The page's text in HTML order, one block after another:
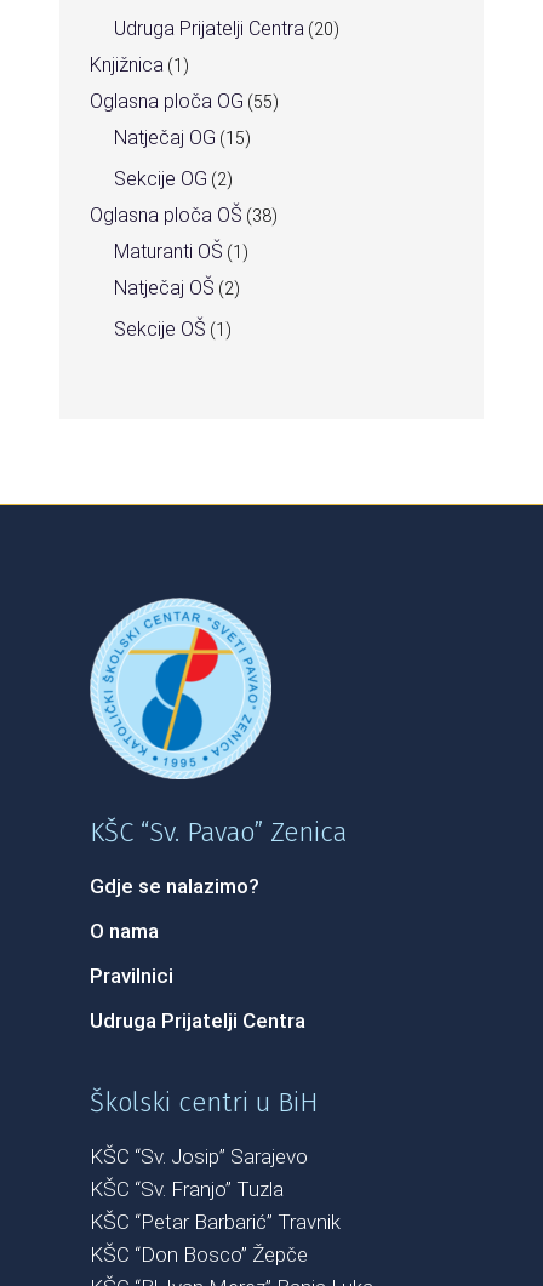
Udruga Prijatelji Centra (20)
Knjižnica (1)
Oglasna ploča OG (55)
Natječaj OG (15)
Sekcije OG (2)
Oglasna ploča OŠ (38)
Maturanti OŠ (1)
Natječaj OŠ (2)
Sekcije OŠ (1)
KŠC “Sv. Pavao” Zenica
Gdje se nalazimo?
O nama
Pravilnici
Udruga Prijatelji Centra
Školski centri u BiH
KŠC “Sv. Josip” Sarajevo
KŠC “Sv. Franjo” Tuzla
KŠC “Petar Barbarić” Travnik
KŠC “Don Bosco” Žepče